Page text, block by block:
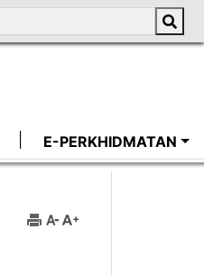
E-PERKHIDMATAN